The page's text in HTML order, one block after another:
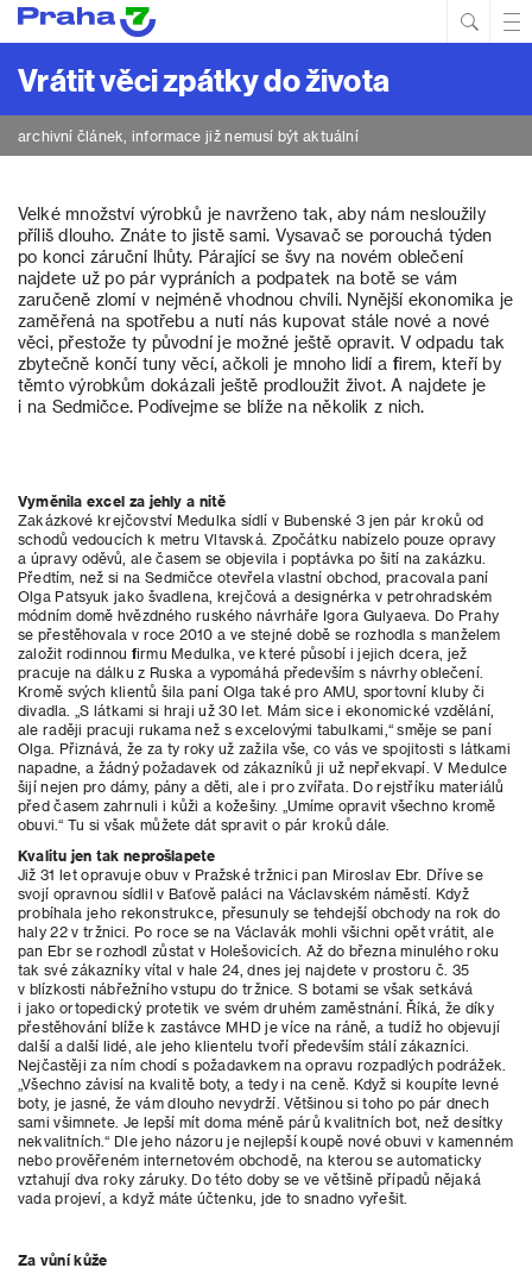
Vrátit věci zpátky do života
archivní článek, informace již nemusí být aktuální
Velké množství výrobků je navrženo tak, aby nám nesloužily
příliš dlouho. Znáte to jistě sami. Vysavač se porouchá týden
po konci záruční lhůty. Párající se švy na novém oblečení
najdete už po pár vypráních a podpatek na botě se vám
zaručeně zlomí v nejméně vhodnou chvíli. Nynější ekonomika je
zaměřená na spotřebu a nutí nás kupovat stále nové a nové
věci, přestože ty původní je možné ještě opravit. V odpadu tak
zbytečně končí tuny věcí, ačkoli je mnoho lidí a firem, kteří by
těmto výrobkům dokázali ještě prodloužit život. A najdete je
i na Sedmičce. Podívejme se blíže na několik z nich.
Vyměnila excel za jehly a nitě
Zakázkové krejčovství Medulka sídlí v Bubenské 3 jen pár kroků od
schodů vedoucích k metru Vltavská. Zpočátku nabízelo pouze opravy
a úpravy oděvů, ale časem se objevila i poptávka po šití na zakázku.
Předtím, než si na Sedmičce otevřela vlastní obchod, pracovala paní
Olga Patsyuk jako švadlena, krejčová a designérka v petrohradském
módním domě hvězdného ruského návrháře Igora Gulyaeva. Do Prahy
se přestěhovala v roce 2010 a ve stejné době se rozhodla s manželem
založit rodinnou firmu Medulka, ve které působí i jejich dcera, jež
pracuje na dálku z Ruska a vypomáhá především s návrhy oblečení.
Kromě svých klientů šila paní Olga také pro AMU, sportovní kluby či
divadla. „S látkami si hraji už 30 let. Mám sice i ekonomické vzdělání,
ale raději pracuji rukama než s excelovými tabulkami,“ směje se paní
Olga. Přiznává, že za ty roky už zažila vše, co vás ve spojitosti s látkami
napadne, a žádný požadavek od zákazníků ji už nepřekvapí. V Medulce
šijí nejen pro dámy, pány a děti, ale i pro zvířata. Do rejstříku materiálů
před časem zahrnuli i kůži a kožešiny. „Umíme opravit všechno kromě
obuvi.“ Tu si však můžete dát spravit o pár kroků dále.
Kvalitu jen tak neprošlapete
Již 31 let opravuje obuv v Pražské tržnici pan Miroslav Ebr. Dříve se
svojí opravnou sídlil v Baťově paláci na Václavském náměstí. Když
probíhala jeho rekonstrukce, přesunuly se tehdejší obchody na rok do
haly 22 v tržnici. Po roce se na Václavák mohli všichni opět vrátit, ale
pan Ebr se rozhodl zůstat v Holešovicích. Až do března minulého roku
tak své zákazníky vítal v hale 24, dnes jej najdete v prostoru č. 35
v blízkosti nábřežního vstupu do tržnice. S botami se však setkává
i jako ortopedický protetik ve svém druhém zaměstnání. Říká, že díky
přestěhování blíže k zastávce MHD je více na ráně, a tudíž ho objevují
další a další lidé, ale jeho klientelu tvoří především stálí zákazníci.
Nejčastěji za ním chodí s požadavkem na opravu rozpadlých podrážek.
„Všechno závisí na kvalitě boty, a tedy i na ceně. Když si koupíte levné
boty, je jasné, že vám dlouho nevydrží. Většinou si toho po pár dnech
sami všimnete. Je lepší mít doma méně párů kvalitních bot, než desítky
nekvalitních.“ Dle jeho názoru je nejlepší koupě nové obuvi v kamenném
nebo prověřeném internetovém obchodě, na kterou se automaticky
vztahují dva roky záruky. Do této doby se ve většině případů nějaká
vada projeví, a když máte účtenku, jde to snadno vyřešit.
Za vůní kůže